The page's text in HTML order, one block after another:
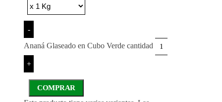
-
Ananá Glaseado en Cubo Verde cantidad
+
COMPRAR